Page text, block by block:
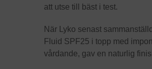
att utse till bäst i test.
När Lyko senast
Fluid SPF25 i topp med
vårdande, gav en naturlig